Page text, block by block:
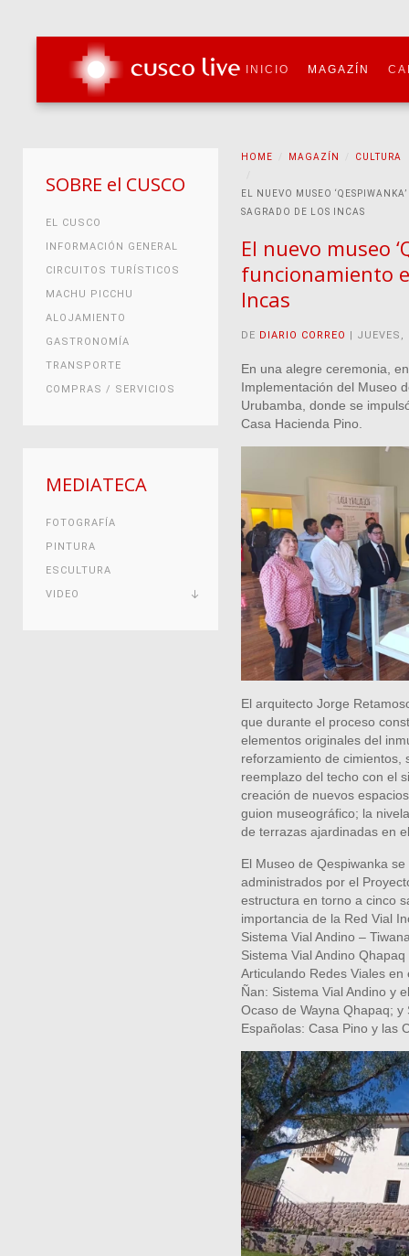
INICIO MAGAZÍN
HOME MAGAZÍN CULTURA
EL NUEVO MUSEO
SAGRADO DE LOS INCAS
El nuevo museo
funcionamiento
Incas
DE DIARIO CORREO | JUEVES,
En una alegre ceremonia,
Implementación del Museo
Urubamba, donde se
Casa Hacienda Pino.
El arquitecto Jorge
que durante el proceso
elementos originales del
reforzamiento de cimientos,
reemplazo del techo con el
creación de nuevos
guion museográfico; la
de terrazas ajardinadas en
El Museo de Qespiwanka
administrados por el
estructura en torno a cinco
importancia de la Red Vial
Sistema Vial Andino –
Sistema Vial Andino
Articulando Redes Viales
Ñan: Sistema Vial Andino y
Ocaso de Wayna Qhapaq;
Españolas: Casa Pino y las
SOBRE el CUSCO
EL CUSCO
INFORMACIÓN GENERAL
CIRCUITOS TURÍSTICOS
MACHU PICCHU
ALOJAMIENTO
GASTRONOMÍA
TRANSPORTE
COMPRAS / SERVICIOS
MEDIATECA
FOTOGRAFÍA
PINTURA
ESCULTURA
VIDEO